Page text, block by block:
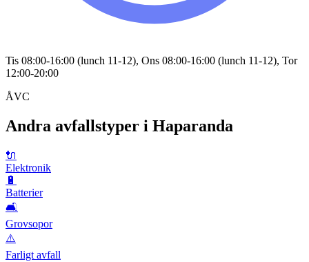
Tis 08:00-16:00 (lunch 11-12), Ons 08:00-16:00 (lunch 11-12), Tor
12:00-20:00
ÅVC
Andra avfallstyper i Haparanda
🔌
Elektronik
🔋
Batterier
🛋️
Grovsopor
⚠️
Farligt avfall